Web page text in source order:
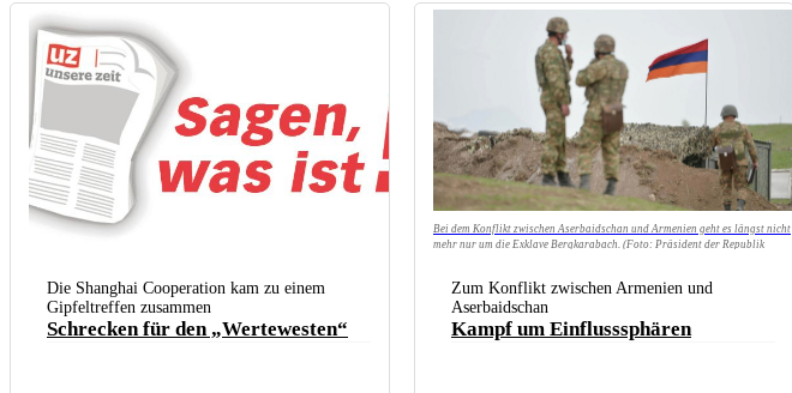
Die Shanghai Cooperation kam zu einem
Gipfeltreffen zusammen
Schrecken für den „Wertewesten“
Bei dem Konflikt zwischen Aserbaidschan und Armenien geht es längst nicht
mehr nur um die Exklave Bergkarabach. (Foto: Präsident der Republik
Zum Konflikt zwischen Armenien und
Aserbaidschan
Kampf um Einflusssphären